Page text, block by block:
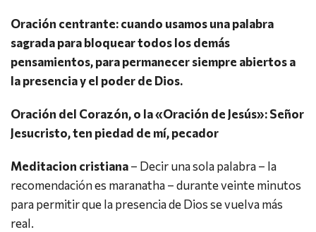
Oración centrante: cuando usamos una palabra
sagrada para bloquear todos los demás
pensamientos, para permanecer siempre abiertos a
la presencia y el poder de Dios.
Oración del Corazón, o la «Oración de Jesús»: Señor
Jesucristo, ten piedad de mí, pecador
Meditacion cristiana– Decir una sola palabra – la
recomendación es maranatha – durante veinte minutos
para permitir que la presencia de Dios se vuelva más
real.